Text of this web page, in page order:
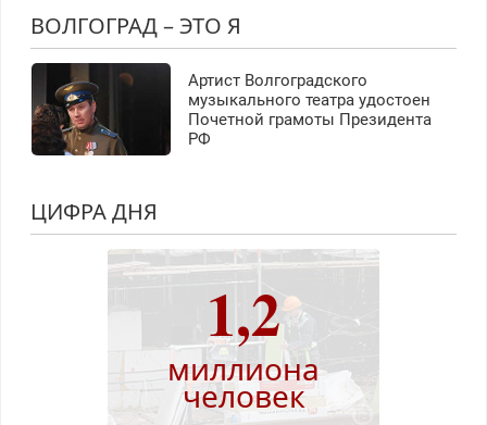
ВОЛГОГРАД – ЭТО Я
Артист Волгоградского
музыкального театра удостоен
Почетной грамоты Президента
РФ
ЦИФРА ДНЯ
1,2
миллиона
человек